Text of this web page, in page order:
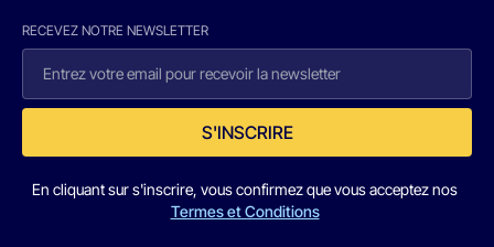
RECEVEZ NOTRE NEWSLETTER
S'INSCRIRE
En cliquant sur s'inscrire, vous confirmez que vous acceptez nos
Termes et Conditions